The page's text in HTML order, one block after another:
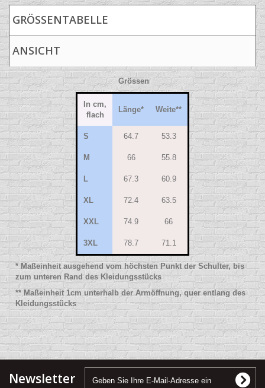
GRÖSSENTABELLE
ANSICHT
Grössen
In cm,
flach
Länge* Weite**
S 64.7 53.3
M 66 55.8
L 67.3 60.9
XL 72.4 63.5
XXL 74.9 66
3XL 78.7 71.1
* Maßeinheit ausgehend vom höchsten Punkt der Schulter, bis
zum unteren Rand des Kleidungsstücks
** Maßeinheit 1cm unterhalb der Armöffnung, quer entlang des
Kleidungsstücks
Newsletter